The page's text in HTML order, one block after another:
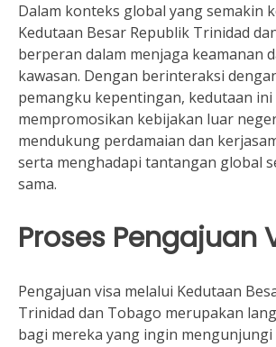
Dalam konteks global yang semakin
Kedutaan Besar Republik Trinidad
berperan dalam menjaga keamanan
kawasan. Dengan berinteraksi
pemangku kepentingan, kedutaan
mempromosikan kebijakan luar
mendukung perdamaian dan
serta menghadapi tantangan global
sama.
Proses Pengajuan
Pengajuan visa melalui Kedutaan
Trinidad dan Tobago merupakan
bagi mereka yang ingin mengunjungi